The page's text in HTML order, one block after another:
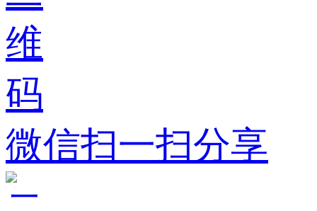
微信扫一扫分享